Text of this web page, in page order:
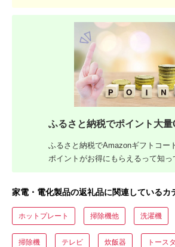
ふるさと納税でポイント大量
ふるさと納税でAmazonギフトコー
ポイントがお得にもらえるって知っ
家電・電化製品の返礼品に関連しているカ
ホットプレート 掃除機他 洗濯機
掃除機 テレビ 炊飯器 トース